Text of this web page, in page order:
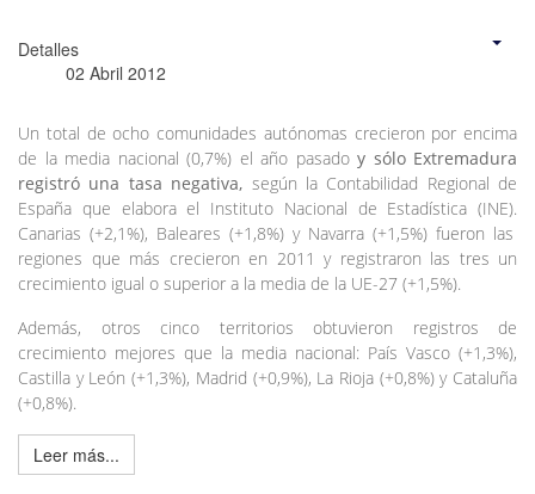
Detalles
02 Abril 2012
Un total de ocho comunidades autónomas crecieron por encima
de la media nacional (0,7%) el año pasado y sólo Extremadura
registró una tasa negativa, según la Contabilidad Regional de
España que elabora el Instituto Nacional de Estadística (INE).
Canarias (+2,1%), Baleares (+1,8%) y Navarra (+1,5%) fueron las
regiones que más crecieron en 2011 y registraron las tres un
crecimiento igual o superior a la media de la UE-27 (+1,5%).
Además, otros cinco territorios obtuvieron registros de
crecimiento mejores que la media nacional: País Vasco (+1,3%),
Castilla y León (+1,3%), Madrid (+0,9%), La Rioja (+0,8%) y Cataluña
(+0,8%).
Leer más...